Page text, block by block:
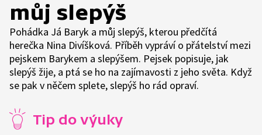
můj slepýš
Pohádka Já Baryk a můj slepýš, kterou předčítá
herečka Nina Divíšková. Příběh vypráví o přátelství mezi
pejskem Barykem a slepýšem. Pejsek popisuje, jak
slepýš žije, a ptá se ho na zajímavosti z jeho světa. Když
se pak v něčem splete, slepýš ho rád opraví.
Tip do výuky